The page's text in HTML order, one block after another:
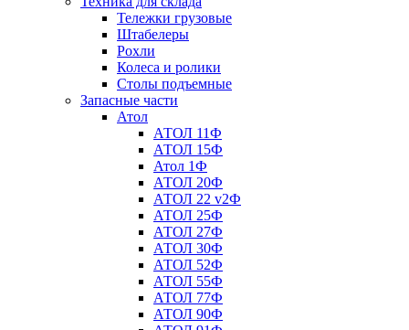
Тележки грузовые
Штабелеры
Рохли
Колеса и ролики
Столы подъемные
Запасные части
Атол
АТОЛ 11Ф
АТОЛ 15Ф
Атол 1Ф
АТОЛ 20Ф
АТОЛ 22 v2Ф
АТОЛ 25Ф
АТОЛ 27Ф
АТОЛ 30Ф
АТОЛ 52Ф
АТОЛ 55Ф
АТОЛ 77Ф
АТОЛ 90Ф